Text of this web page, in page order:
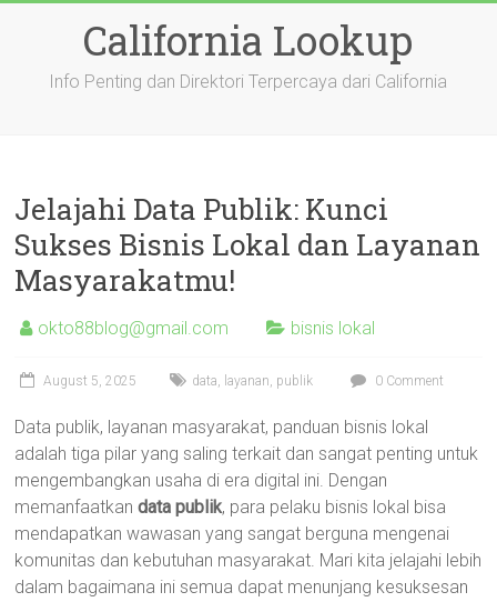
California Lookup
Info Penting dan Direktori Terpercaya dari California
Jelajahi Data Publik: Kunci
Sukses Bisnis Lokal dan Layanan
Masyarakatmu!
okto88blog@gmail.com bisnis lokal
August 5, 2025 data, layanan, publik 0 Comment
Data publik, layanan masyarakat, panduan bisnis lokal
adalah tiga pilar yang saling terkait dan sangat penting untuk
mengembangkan usaha di era digital ini. Dengan
memanfaatkandata publik, para pelaku bisnis lokal bisa
mendapatkan wawasan yang sangat berguna mengenai
komunitas dan kebutuhan masyarakat. Mari kita jelajahi lebih
dalam bagaimana ini semua dapat menunjang kesuksesan